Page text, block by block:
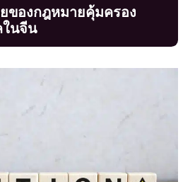
ของกฎหมายคุ้มครอง
นจีน